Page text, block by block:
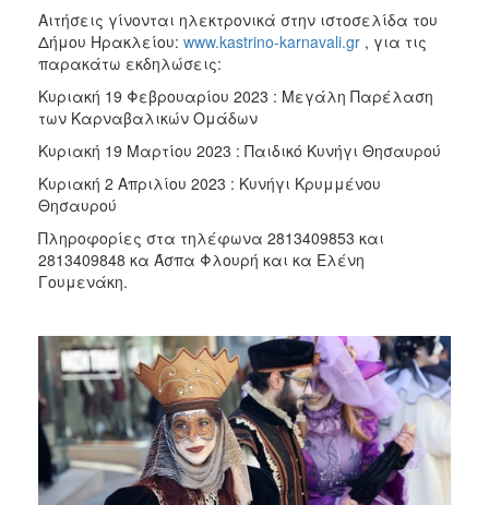
Αιτήσεις γίνονται ηλεκτρονικά στην ιστοσελίδα του
Δήμου Ηρακλείου: www.kastrino-karnavali.gr , για τις
παρακάτω εκδηλώσεις:
Κυριακή 19 Φεβρουαρίου 2023 : Μεγάλη Παρέλαση
των Καρναβαλικών Ομάδων
Κυριακή 19 Μαρτίου 2023 : Παιδικό Κυνήγι Θησαυρού
Κυριακή 2 Απριλίου 2023 : Κυνήγι Κρυμμένου
Θησαυρού
Πληροφορίες στα τηλέφωνα 2813409853 και
2813409848 κα Άσπα Φλουρή και κα Ελένη
Γουμενάκη.